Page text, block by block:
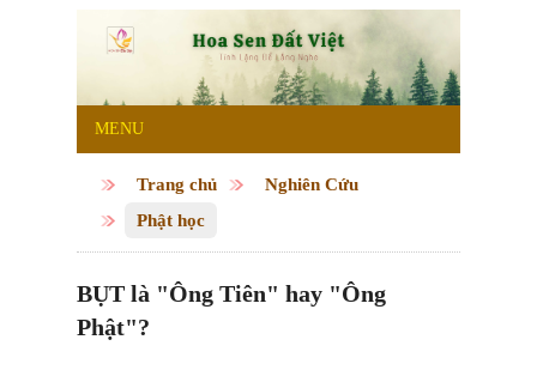
MENU
Trang chủ
Nghiên Cứu
Phật học
BỤT là "Ông Tiên" hay "Ông
Phật"?